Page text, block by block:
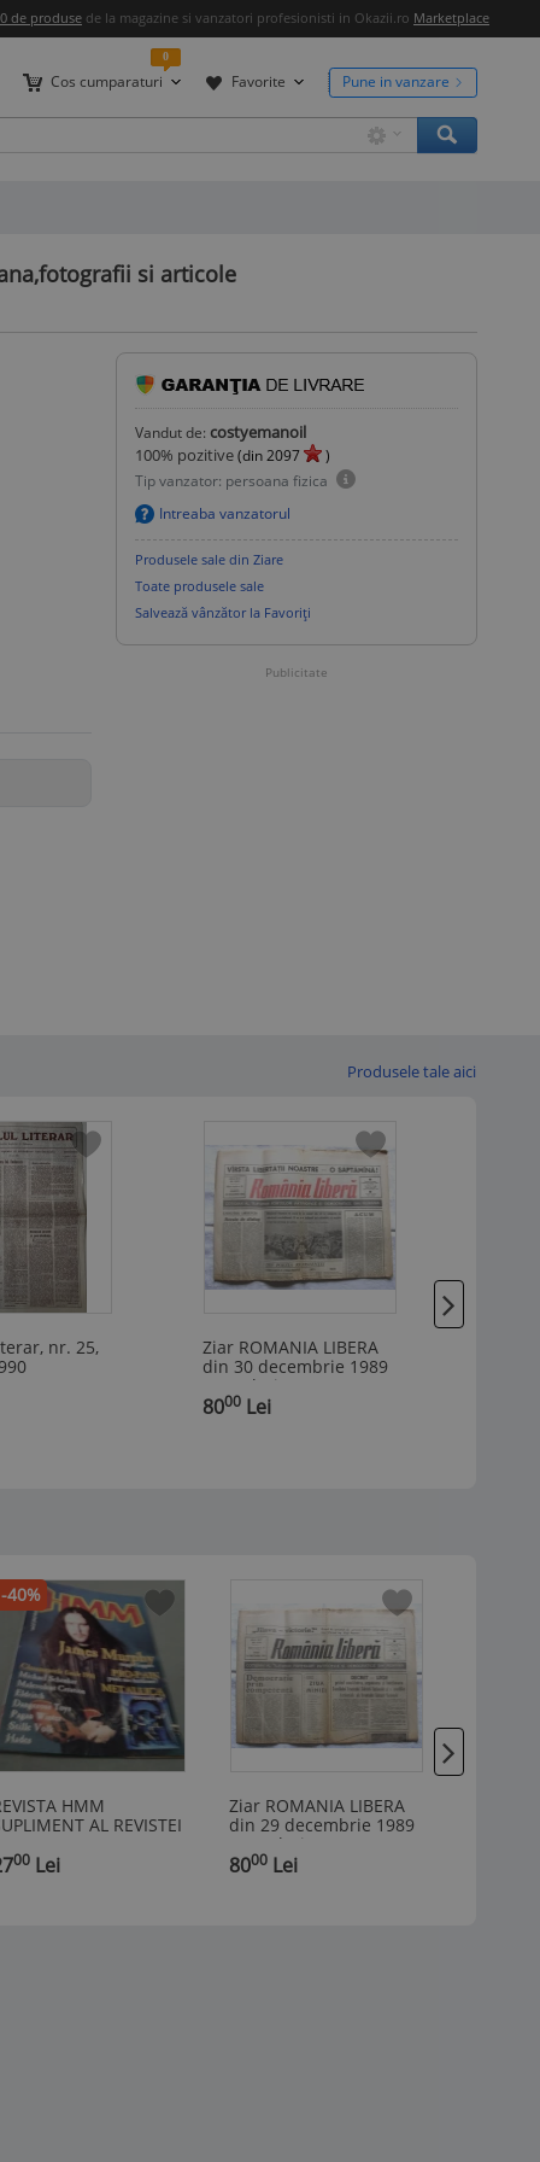
de produse de la magazine si vanzatori profesionisti in Okazii.ro Marketplace
Cos cumparaturi
0
Favorite Pune in vanzare
si articole
Vandut de: costyemanoil
100% pozitive(din2097
)
Tip vanzator: persoana fizica
Intreaba vanzatorul
Produsele sale din Ziare
Toate produsele sale
Salvează vânzător la Favoriți
Publicitate
Produsele tale aici
nr. 25,
Ziar ROMANIA LIBERA
din 30 decembrie 1989
- Revolutia Romana
8000 Lei
-40%
HMM
AL REVISTEI
00Lei
Ziar ROMANIA LIBERA
din 29 decembrie 1989
- Revolutia Romana
8000Lei